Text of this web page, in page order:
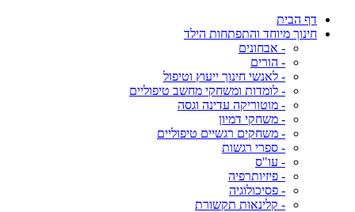
דף הבית
חינוך מיוחד והתפתחות הילד
- אבחונים
- הורים
- לאנשי חינוך ייעוץ וטיפול
- לומדות ומשחקי מחשב טיפוליים
- מוטוריקה עדינה וגסה
- משחקי דמיון
- משחקים רגשיים טיפוליים
- ספרי רגשות
- עו"ס
- פיזיותרפיה
- פסיכולוגיה
- קלינאות תקשורת